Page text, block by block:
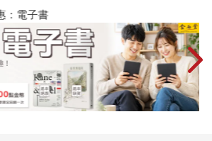
：電子書